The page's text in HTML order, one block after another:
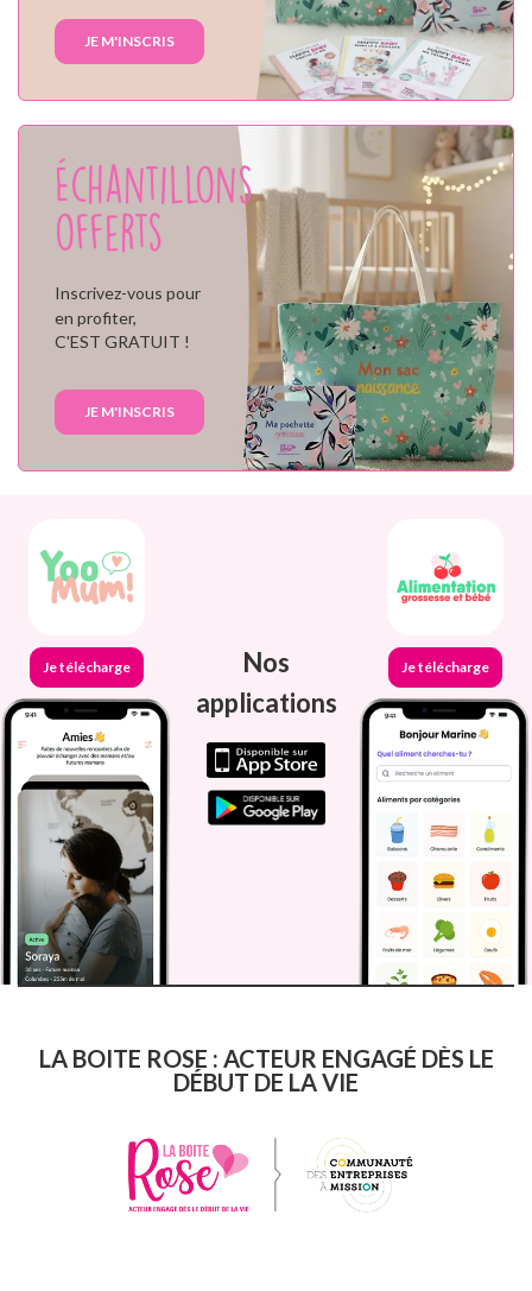
JE M'INSCRIS
Échantillons
offerts
Inscrivez-vous pour
en profiter,
C'EST GRATUIT !
JE M'INSCRIS
Je télécharge
Nos
applications
Je télécharge
LA BOITE ROSE : ACTEUR ENGAGÉ DÈS LE
DÉBUT DE LA VIE